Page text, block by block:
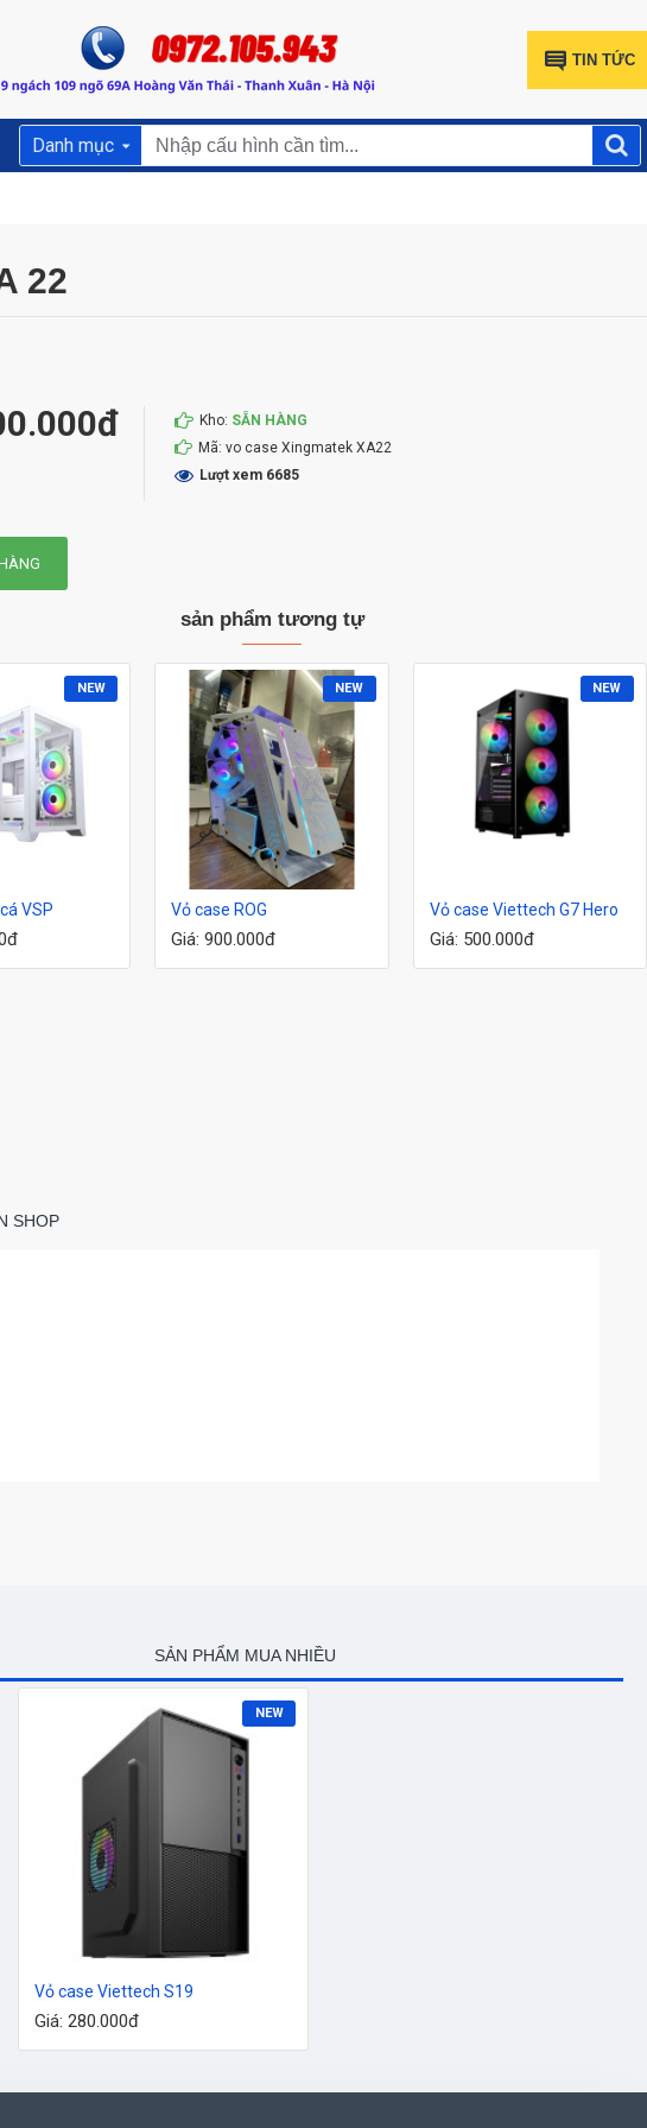
TIN TỨC
Danh mục
22
Kho: SẴN HÀNG
Mã: vo case Xingmatek XA22
Lượt xem 6685
sản phẩm tương tự
NEW
VSP
NEW
Vỏ case ROG
Giá: 900.000đ
NEW
Vỏ case Viettech G7 Hero
Giá: 500.000đ
SHOP
SẢN PHẨM MUA NHIỀU
NEW
Vỏ case Viettech S19
Giá: 280.000đ